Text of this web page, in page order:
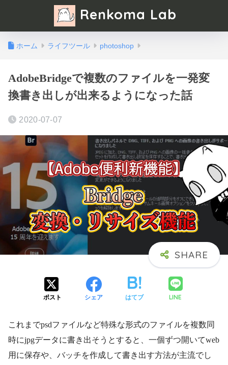
Renkoma Lab
ホーム ライフツール photoshop
AdobeBridgeで複数のファイルを一発変
換書き出しが出来るようになった話
2020-07-07
ポスト シェア はてブ LINE
これまでpsdファイルなど特殊な形式のファイルを複数同
時にjpgデータに書き出そうとすると、一個ずつ開いてweb
用に保存や、バッチを作成して書き出す方法が主流でし